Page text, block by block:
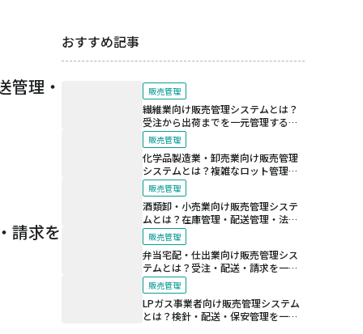
管理・
請求を
おすすめ記事
販売管理
繊維業向け販売管理システムとは？
受注から出荷までを一元管理する仕
組み
販売管理
化学品製造業・卸売業向け販売管理
システムとは？複雑なロット管理と
法規制対応を支える仕組み
販売管理
酒類卸・小売業向け販売管理システ
ムとは？在庫管理・配送管理・法令
対応を効率化する仕組み
販売管理
弁当宅配・仕出業向け販売管理シス
テムとは？受注・配送・請求を一元
化する仕組み
販売管理
LPガス事業者向け販売管理システム
とは？検針・配送・保安管理を一元